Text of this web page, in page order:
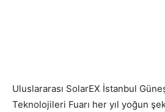
Uluslararası SolarEX İstanbul
Teknolojileri Fuarı her yıl yoğun